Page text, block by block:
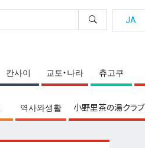
칸사이 교토・나라 츄고쿠
역사와생활 小野里茶の湯クラブ
JA